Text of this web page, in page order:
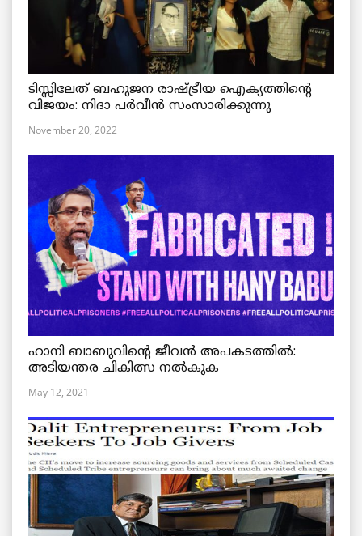
ടിസ്സിലേത് ബഹുജന രാഷ്ട്രീയ ഐക്യത്തിന്റെ
വിജയം: നിദാ പർവീൻ സംസാരിക്കുന്നു
November 20, 2022
ഹാനി ബാബുവിന്റെ ജീവൻ അപകടത്തിൽ:
അടിയന്തര ചികിത്സ നൽകുക
May 12, 2021